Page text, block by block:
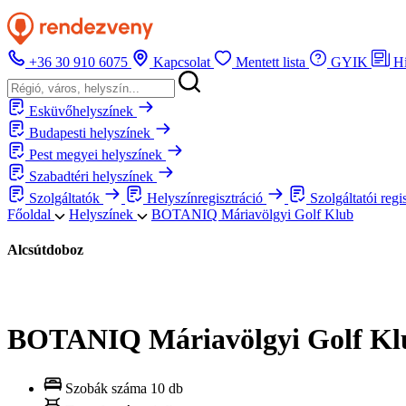
+36 30 910 6075 Kapcsolat Mentett lista GYIK
Esküvőhelyszínek
Budapesti helyszínek
Pest megyei helyszínek
Szabadtéri helyszínek
Szolgáltatók
Helyszínregisztráció Szolgáltatói
Főoldal
Helyszínek BOTANIQ Máriavölgyi Golf Klub
Alcsútdoboz
BOTANIQ Máriavölgyi Golf
Szobák száma 10 db